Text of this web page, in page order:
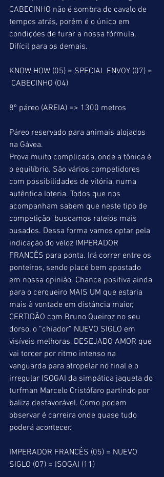
CABECINHO não é sombra do cavalo de
tempos atrás, porém é o único em
condições de furar a nossa fórmula.
Difícil para os demais.
KNOW HOW (05) = SPECIAL ENVOY (07) =
CABECINHO (04)
8º páreo (AREIA) => 1300 metros
Páreo reservado para animais alojados
na Gávea.
Prova muito complicada, onde a tônica é
o equilíbrio. São vários competidores
com possibilidades de vitória, numa
autêntica loteria. Todos que nos
acompanham sabem que neste tipo de
competição  buscamos rateios mais
ousados. Dessa forma vamos optar pela
indicação do veloz IMPERADOR
FRANCÊS para ponta. Irá correr entre os
ponteiros, sendo placé bem apostado
em nossa opinião. Chance positiva ainda
para o cerqueiro MAIS UM que estaria
mais à vontade em distância maior,
CERTIDÃO com Bruno Queiroz no seu
dorso, o “chiador” NUEVO SIGLO em
visíveis melhoras, DESEJADO AMOR que
vai torcer por ritmo intenso na
vanguarda para atropelar no final e o
irregular ISOGAI da simpática jaqueta do
turfman Marcelo Cristófaro partindo por
baliza desfavorável. Como podem
observar é carreira onde quase tudo
poderá acontecer.
IMPERADOR FRANCÊS (05) = NUEVO
SIGLO (07) = ISOGAI (11)